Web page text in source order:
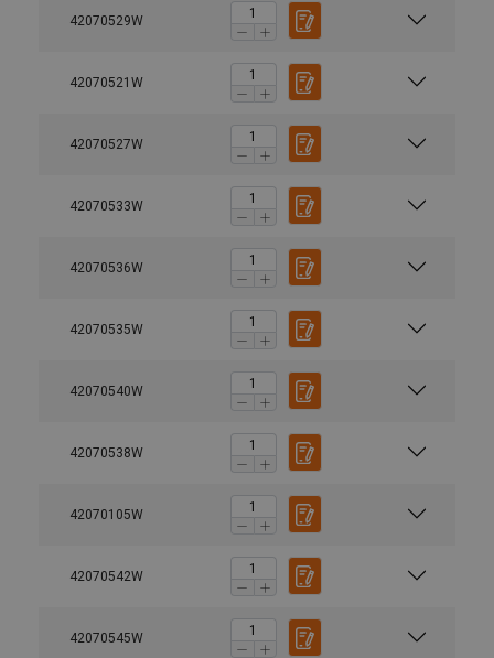
42070529W
42070521W
42070527W
42070533W
42070536W
42070535W
42070540W
42070538W
42070105W
42070542W
42070545W